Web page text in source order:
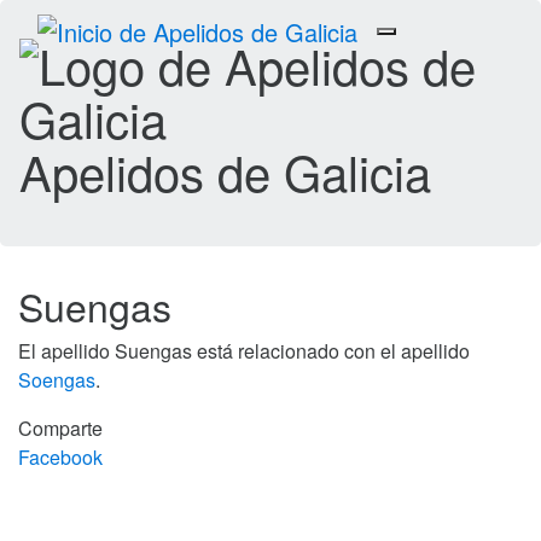
Toggle
navigation
Apelidos de Galicia
Suengas
El apellido Suengas está relacionado con el apellido
Soengas.
Comparte
Facebook